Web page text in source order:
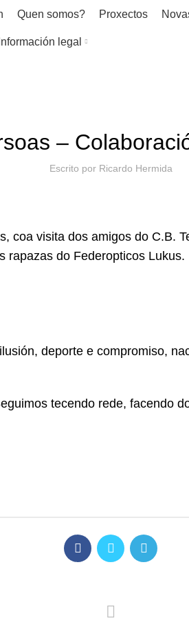
Quen somos? Proxectos
Información legal
–
Escrito por Ricardo Hermida
coa visita dos amigos do C.B.
rapazas do Federopticos Lukus.
deporte e compromiso,
tecendo rede, facendo